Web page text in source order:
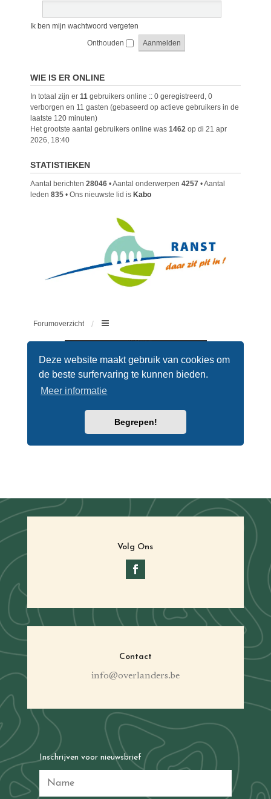
Volg Ons
Contact
info@overlanders.be
Inschrijven voor nieuwsbrief